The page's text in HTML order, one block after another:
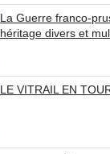
La Guerre franco-
héritage divers et
LE VITRAIL EN